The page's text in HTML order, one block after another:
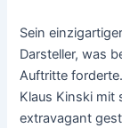
Sein
Darsteller, was
Auftritte
Klaus Kinski mit
extravagant